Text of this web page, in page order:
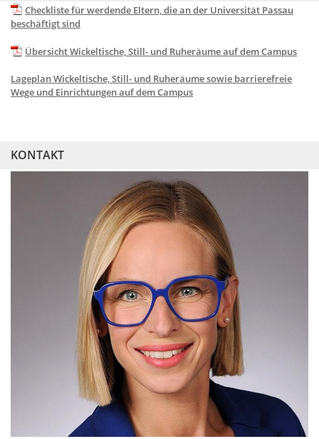
Checkliste für werdende Eltern, die an der Universität Passau
beschäftigt sind
Übersicht Wickeltische, Still- und Ruheräume auf dem Campus
Lageplan Wickeltische, Still- und Ruheräume sowie barrierefreie
Wege und Einrichtungen auf dem Campus
KONTAKT